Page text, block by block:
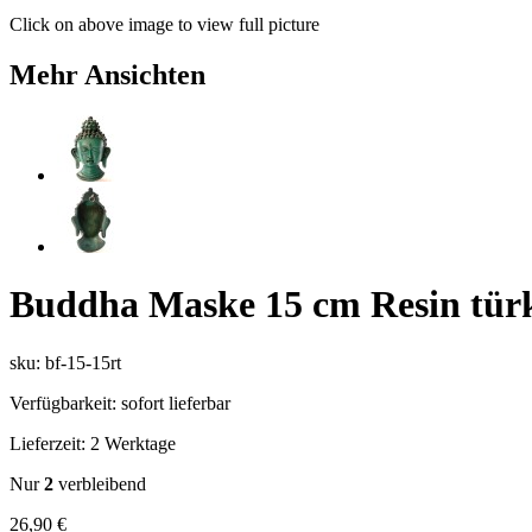
Click on above image to view full picture
Mehr Ansichten
Buddha Maske 15 cm Resin
sku: bf-15-15rt
Verfügbarkeit: sofort lieferbar
Lieferzeit: 2 Werktage
Nur2 verbleibend
26,90 €